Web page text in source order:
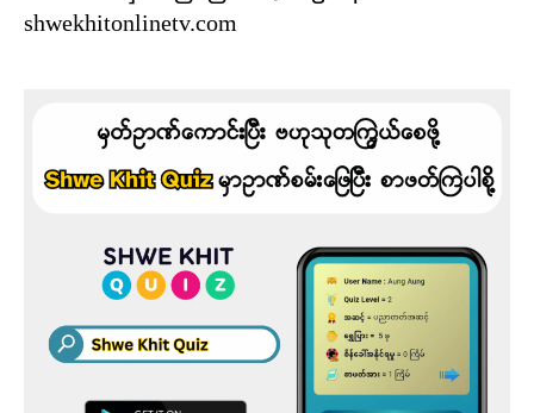
shwekhitonlinetv.com